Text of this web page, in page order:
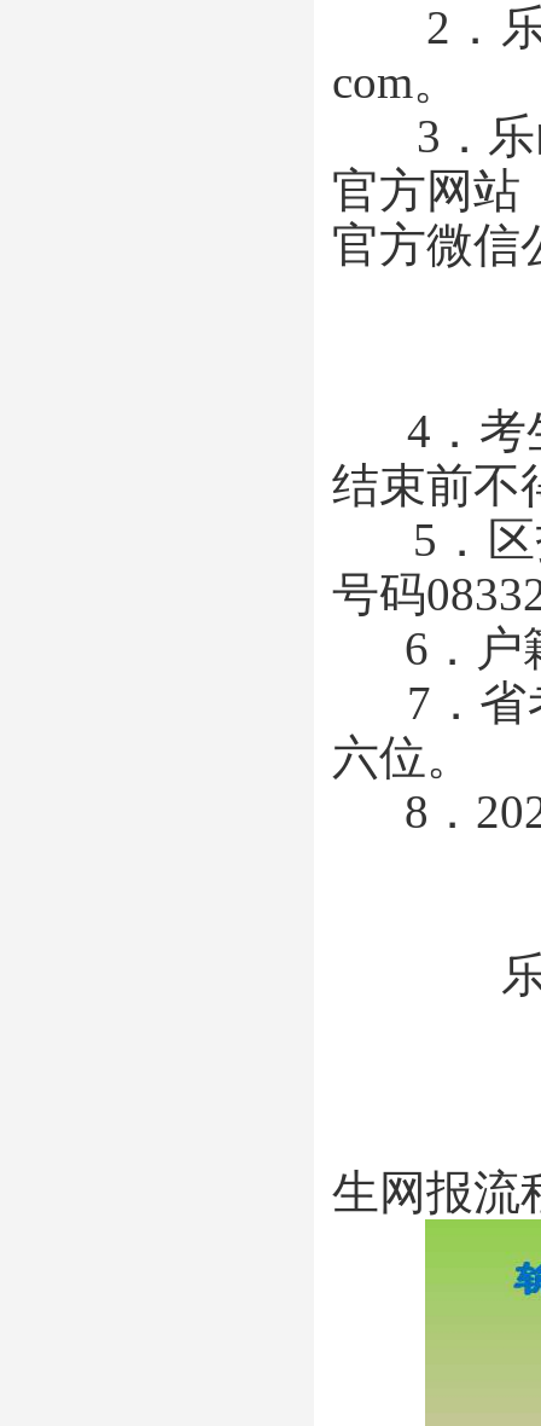
2．乐
com。
3．乐
官方网站
官方微信
4．考
结束前不
5．区
号码
6．户
7．省
六位。
8．
乐山
生网报流